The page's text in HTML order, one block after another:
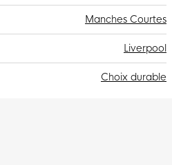
Manches Courtes
Liverpool
Choix durable